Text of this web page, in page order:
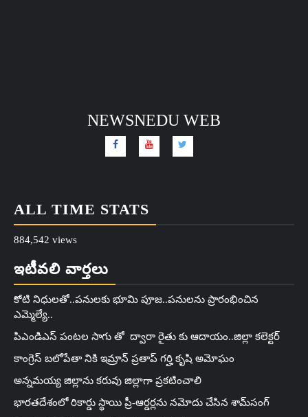
NEWSNEDU WEB
ALL TIME STATS
884,542 views
ఇటీవలి వార్తలు
కోటి నిధులతో..పనులకు భూమి పూజ..పనులను ప్రారంభించిన
ఎమ్మెల్యే..
పిఎండిఎస్ పంటల సాగు తో ద్వారా రైతు కు ఆదాయం..జిల్లా కలెక్టర్
కాంగ్రెస్ బలోపేతా నికి ఇమ్రాన్ ప్రతాప్‌ గర్హి కృషి అమోఘం
అన్నమయ్య జిల్లాను కరువు జిల్లాగా ప్రకటించాలి
భారతదేశంలో రికార్డు స్థాయి ప్రీ-ఆర్డర్లను నమోదు చేసిన శామ్‌సంగ్